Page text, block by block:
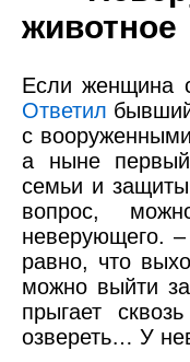
животное
Если женщина
Ответил
с
а ныне
семьи и
вопрос,
неверующего.
равно, что
можно выйти
прыгает
озвереть… У